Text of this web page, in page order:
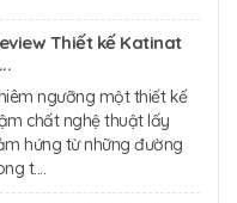
Thiết kế Katinat
ngưỡng một thiết kế
chất nghệ thuật lấy
hứng từ những đường
t....